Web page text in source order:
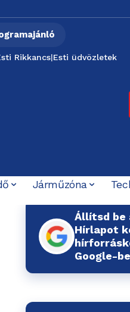
Rikkancs|Esti üdvözletek
Járműzóna
Állítsd be
Hírlapot
Google-